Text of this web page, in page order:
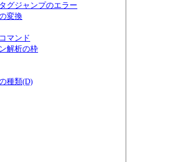
グジャンプのエラー
変換
マンド
解析の枠
種類(D)